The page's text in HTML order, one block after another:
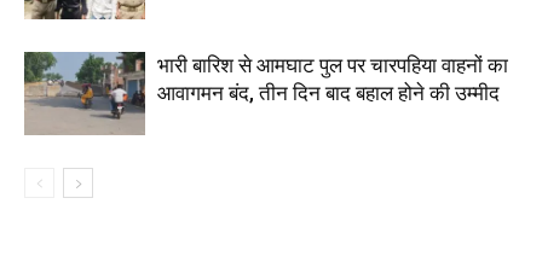
भारी बारिश से आमघाट पुल पर चारपहिया वाहनों का
आवागमन बंद, तीन दिन बाद बहाल होने की उम्मीद